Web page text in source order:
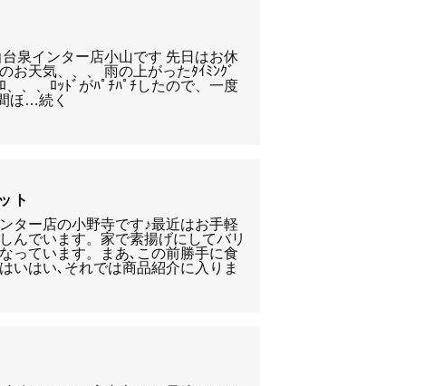
泉インター店小山です 先日はお休
お天気、、、 雨の上がったﾀｲﾐﾝｸﾞ
、、、ﾛｯﾄﾞがﾊﾟﾁﾊﾟﾁしたので、一度
ほ…続く
ト
ター店の小野寺です♪最近はお手軽
んでいます。家で素揚げにしてバリ
っています。まあ､この前勝手に食
いはい､それでは商品紹介に入りま